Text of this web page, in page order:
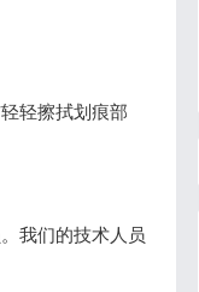
轻擦拭划痕部
我们的技术人员